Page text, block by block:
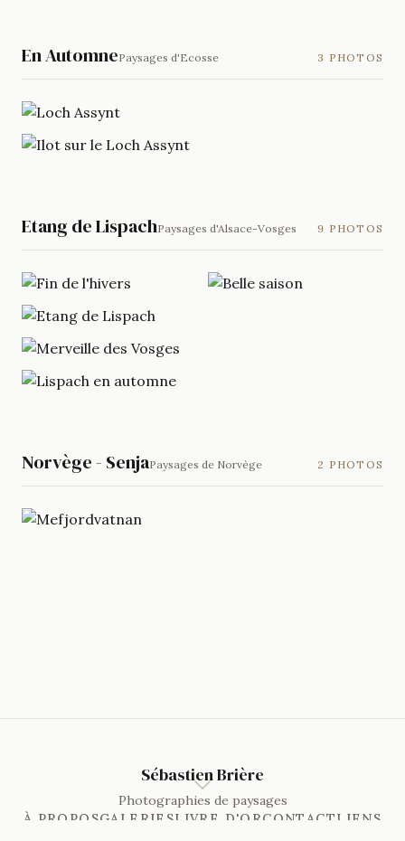
En AutomnePaysages d'Ecosse 3 PHOTOS
Etang de LispachPaysages d'Alsace-Vosges 9 PHOTOS
Norvège - SenjaPaysages de Norvège 2 PHOTOS
Sébastien Brière
Photographies de paysages
À PROPOSGALERIESLIVRE D'ORCONTACTLIENS